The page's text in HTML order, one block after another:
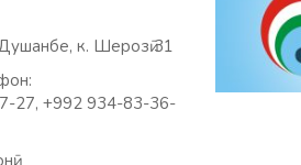
к. Шерозӣ 31
27, +992 934-83-36-